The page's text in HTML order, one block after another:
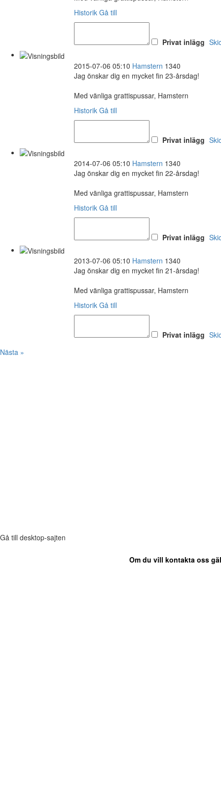
Historik Gå till
Privat inlägg
2015-07-06 05:10 Hamstern 1340
Jag önskar dig en mycket fin 23-årsdag!
Med vänliga grattispussar, Hamstern
Historik Gå till
Privat inlägg
2014-07-06 05:10 Hamstern 1340
Jag önskar dig en mycket fin 22-årsdag!
Med vänliga grattispussar, Hamstern
Historik Gå till
Privat inlägg
2013-07-06 05:10 Hamstern 1340
Jag önskar dig en mycket fin 21-årsdag!
Med vänliga grattispussar, Hamstern
Historik Gå till
Privat inlägg
Nästa »
Gå till desktop-sajten
Om du vill kontakta oss